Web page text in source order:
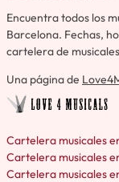
Encuentra todos los
Barcelona. Fechas,
cartelera de
Una página de
Cartelera musicales
Cartelera musicales
Cartelera musicales